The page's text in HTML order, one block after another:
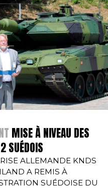
MISE À NIVEAU DES
SUÉDOIS
ALLEMANDE KNDS
A REMIS À
SUÉDOISE DU